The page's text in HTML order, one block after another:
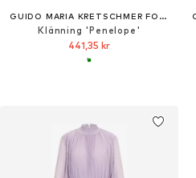
GUIDO MARIA KRETSCHMER FOR BRIDGERTON
Klänning 'Penelope'
441,35 kr